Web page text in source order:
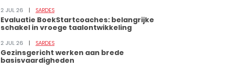
2 JUL 26 SARDES
Evaluatie BoekStartcoaches: belangrijke
schakel in vroege taalontwikkeling
2 JUL 26 SARDES
Gezinsgericht werken aan brede
basisvaardigheden